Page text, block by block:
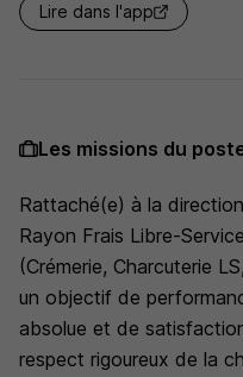
Lire dans l'app
Les missions du
Rattaché(e) à la
Rayon Frais Libre-
(Crémerie, Charcuterie
un objectif de
absolue et de
respect rigoureux de la